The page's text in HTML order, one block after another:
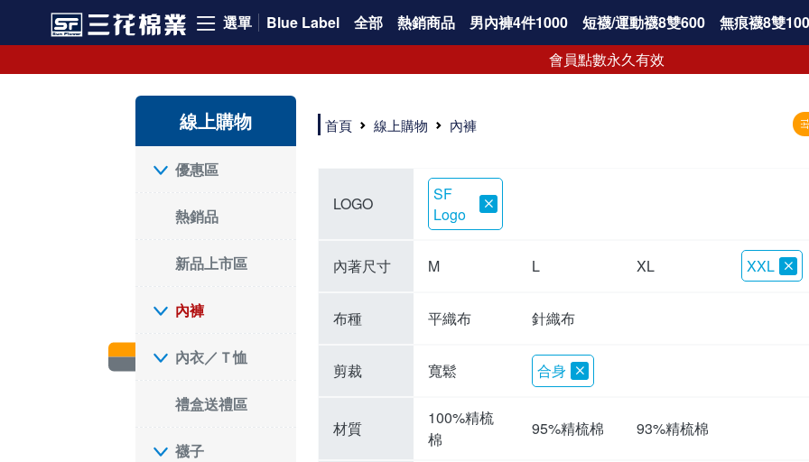
選單 Blue Label 全部 熱銷商品 男內褲4件1000 短襪/運動襪8雙600 無痕襪8雙
會員點數永久有效
線上購物
優惠區
熱銷品
新品上市區
內褲
內衣／Ｔ恤
禮盒送禮區
襪子
選擇內褲、平口褲、純棉內褲首重品質。舒適、透氣的內褲、平口褲、純棉內褲能影響健康，須謹慎挑選。三花內褲透氣不悶，值得信賴！
三花內褲、平口褲、純棉內褲50年來持續升級，符合人體工學設計，柔軟無勒痕的鬆緊帶。三花內褲是肌膚好友，口碑熱銷！
選擇內褲首重品質。三花內褲50年來不斷升級，證明其卓越品質。符合人體工學剪裁，柔軟無痕鬆緊帶，是必買首選。兼具品質與外型，與肌膚零感接觸，穿著舒適，看來有質感。三花內褲設計獨特，質料優良，專業剪裁，呵護肌膚。新鮮高品質棉材製成，多款選擇，耐洗耐穿，三花內褲絕對首選。
"內褲購買及使用經驗網友來信分享 近年來，我經常在大型連鎖賣場如佳瑪、美華泰等地看到三花內褲的展示。最近一兩年，甚至百貨公司及街頭店鋪都開始大量出現三花專櫃或專賣店。我猜測，這應該是三花在營運策略上的調整，才使得這些改變成為現實。 本來，三花內褲一直是消費者選購內褲時的熱門選項之一。內褲櫃點的增多使我更加注意到這個品牌，因此我在選購內褲時，特意多研究了一下三花內褲的設計。 先從內褲外層包裝談起，有些內褲有PP袋包裝，有些則沒有。雖然這是一件小事，但我發現朋友們中有人會介意內褲包裝沒有PP袋。他們認為沒有PP袋會使包裝不夠精美。對我來說，有PP袋確實能提升包裝的精緻度，但內褲不裝PP袋其實也算是環保。所以，這就看每個人對內褲包裝的需求和感受了。 每次購買內褲時，我都會特別帶一件五片式剪裁的內褲。三花的平口內褲被稱為全國第一件五片式剪裁內褲，這話應該不是隨便說說的，畢竟三花是一個擁有超過50年歷史的老品牌，專注於研發和改良內褲。當初，我覺得這種設計有些花俏，只是圖個新鮮買來試試，結果發現內褲多一片真的有其優勢，尤其是減少了內褲卡屁的次數。雖然這個狀況不可能完全消失，但大大增加了穿著的舒適度。 三花內褲的價格也在我能接受的範圍內，因此它逐漸成為我的心頭好。此外，內褲選購時的另一個重要因素是鬆緊帶。看內褲是否舊了，第一眼通常看鬆緊帶。故意或不小心露出內褲褲頭的時候，印象分數也是由鬆緊帶決定的。 很多內褲品牌強調鬆緊帶的造型及花樣，這類內褲非常適合一些特殊場合，如單身聯誼或約會時穿著，能夠加分不少。日常使用的內褲則建議選擇鬆緊帶不易鬆垮的，花樣其次。三花特別強調內褲鬆緊帶的耐洗度，而其他品牌鮮少提及這一點。 分場合選擇內褲是我的習慣。特殊場合內褲要講究一點，但平日則需要選擇鬆緊帶有保障的內褲。畢竟，內褲是每天陪伴我們超過12個小時的衣物，找到適合自己且耐洗耐穿高CP值的內褲才是最明智的選擇。 內褲畢竟是消耗品，定期更換非常重要。如果內褲沾染到髒污或處於潮濕的環境，就不應該撐太久。這是因為內褲長期接觸身體的重要部位，所以選擇和保養都要謹慎。 以上是我個人的內褲使用分享，並非業配，不代表任何人的立場。內褲還是要以自身體驗最為準確。希望大家都能找到適合自己的內褲，並多多支持台灣品牌。"
首頁 線上購物 內褲
LOGO
SF
Logo
內著尺寸 M L XL XXL
布種 平織布 針織布
剪裁 寬鬆 合身
材質
100%精梳
棉
95%精梳棉 93%精梳棉